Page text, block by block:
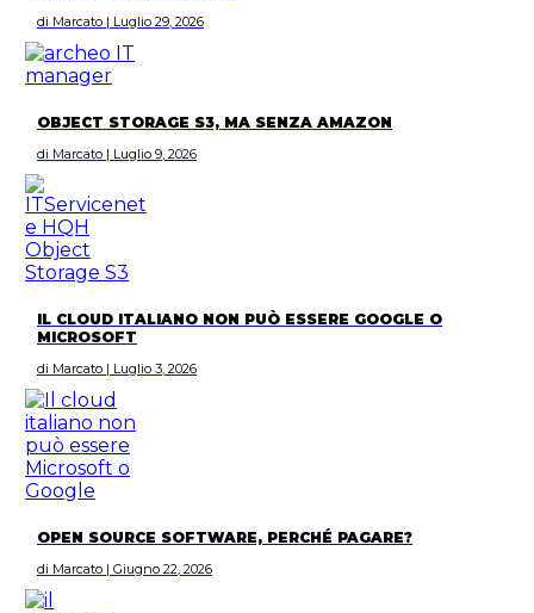
di Marcato | Luglio 29, 2026
OBJECT STORAGE S3, MA SENZA AMAZON
di Marcato | Luglio 9, 2026
IL CLOUD ITALIANO NON PUÒ ESSERE GOOGLE O
MICROSOFT
di Marcato | Luglio 3, 2026
OPEN SOURCE SOFTWARE, PERCHÉ PAGARE?
di Marcato | Giugno 22, 2026